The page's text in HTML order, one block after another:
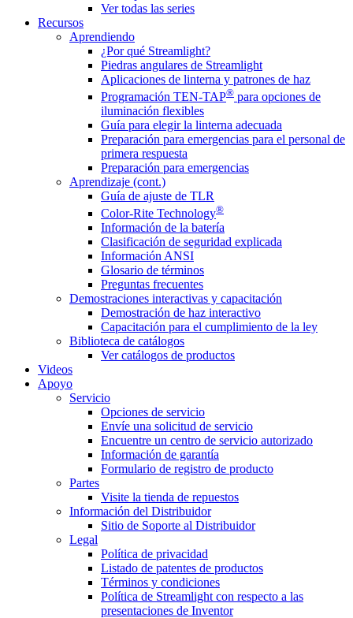
Ver todas las series
Recursos
Aprendiendo
¿Por qué Streamlight?
Piedras angulares de Streamlight
Aplicaciones de linterna y patrones de haz
Programación TEN-TAP® para opciones de
iluminación flexibles
Guía para elegir la linterna adecuada
Preparación para emergencias para el personal de
primera respuesta
Preparación para emergencias
Aprendizaje (cont.)
Guía de ajuste de TLR
Color-Rite Technology®
Información de la batería
Clasificación de seguridad explicada
Información ANSI
Glosario de términos
Preguntas frecuentes
Demostraciones interactivas y capacitación
Demostración de haz interactivo
Capacitación para el cumplimiento de la ley
Biblioteca de catálogos
Ver catálogos de productos
Videos
Apoyo
Servicio
Opciones de servicio
Envíe una solicitud de servicio
Encuentre un centro de servicio autorizado
Información de garantía
Formulario de registro de producto
Partes
Visite la tienda de repuestos
Información del Distribuidor
Sitio de Soporte al Distribuidor
Legal
Política de privacidad
Listado de patentes de productos
Términos y condiciones
Política de Streamlight con respecto a las
presentaciones de Inventor